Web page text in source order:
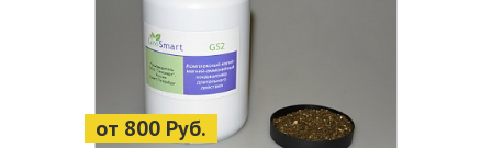
от 800 Руб.